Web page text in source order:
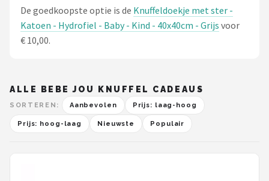
De goedkoopste optie is de Knuffeldoekje met ster -
Katoen - Hydrofiel - Baby - Kind - 40x40cm - Grijs voor
€ 10,00.
ALLE BEBE JOU KNUFFEL CADEAUS
SORTEREN: Aanbevolen Prijs: laag-hoog
Prijs: hoog-laag Nieuwste Populair